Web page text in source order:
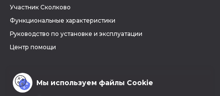
Участник Сколково
Функциональные характеристики
Руководство по установке и эксплуатации
Центр помощи
Мы используем файлы Cookie